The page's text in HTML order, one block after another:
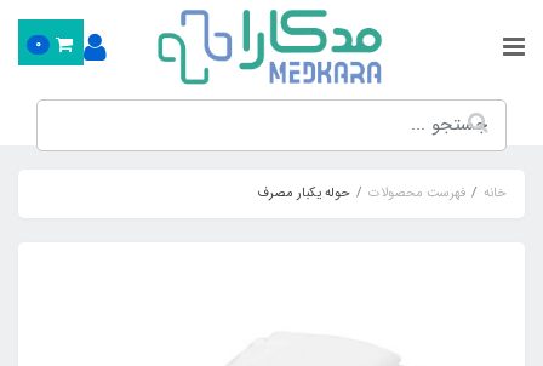
0
خانه فهرست محصولات حوله یکبار مصرف